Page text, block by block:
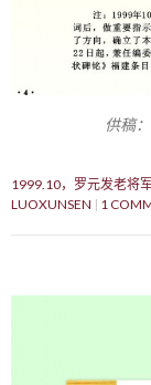
供稿
1999.10，罗元发老将
LUOXUNSEN
1